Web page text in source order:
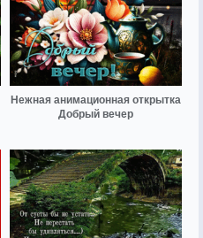
Нежная анимационная открытка
Добрый вечер